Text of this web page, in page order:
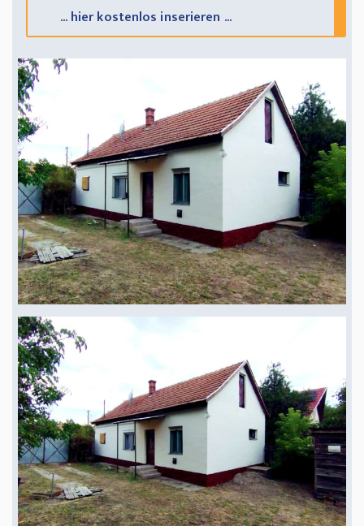
... hier kostenlos inserieren ...